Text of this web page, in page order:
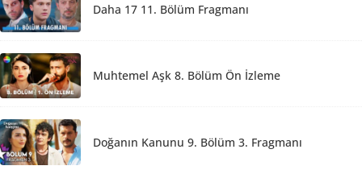
Daha 17 11. Bölüm Fragmanı
Muhtemel Aşk 8. Bölüm Ön İzleme
Doğanın Kanunu 9. Bölüm 3. Fragmanı